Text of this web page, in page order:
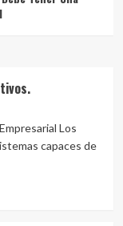
De Un
Frente A
Los
capaces de